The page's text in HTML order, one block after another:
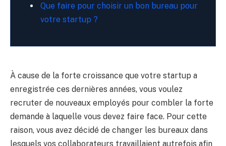
Que faire pour choisir un bon bureau pour
votre startup ?
À cause de la forte croissance que votre startup a
enregistrée ces dernières années, vous voulez
recruter de nouveaux employés pour combler la forte
demande à laquelle vous devez faire face. Pour cette
raison, vous avez décidé de changer les bureaux dans
lesquels vos collaborateurs travaillaient autrefois afin